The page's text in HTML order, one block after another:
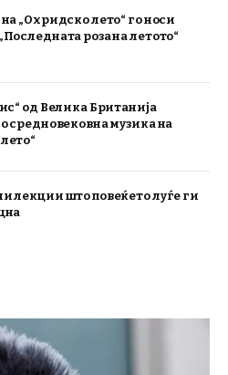
„Охридско лето“ го носи
роза на летото“
од Велика Британија
средновековна музика на
лекции што повеќето луѓе ги